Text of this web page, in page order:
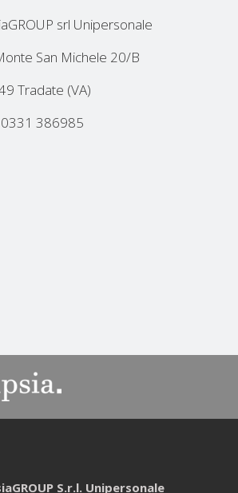
srl Unipersonale
San Michele 20/B
Tradate (VA)
386985
S.r.l. Unipersonale